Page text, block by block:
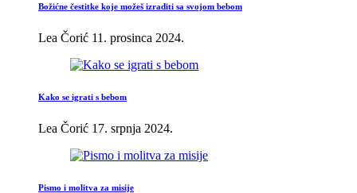
Božićne čestitke koje možeš izraditi sa svojom bebom
Lea Čorić 11. prosinca 2024.
Kako se igrati s bebom
Lea Čorić 17. srpnja 2024.
Pismo i molitva za misije